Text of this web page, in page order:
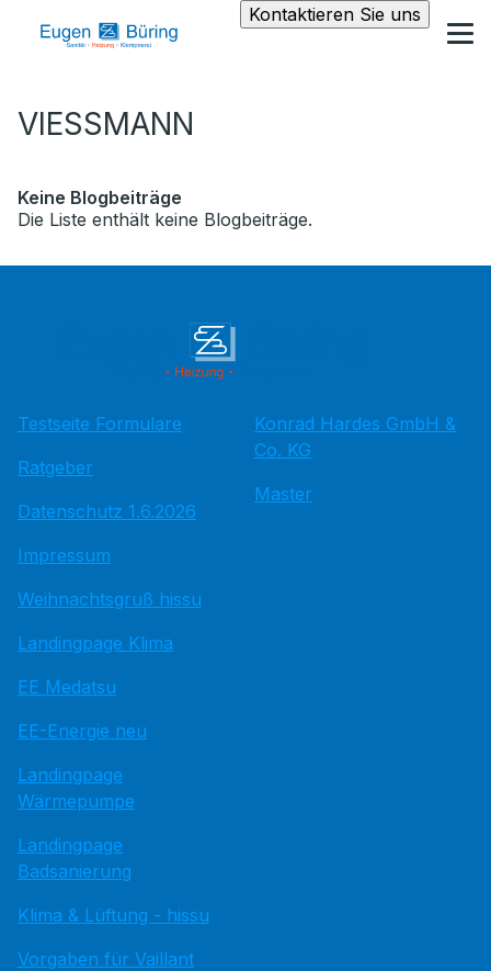
Kontaktieren Sie uns
VIESSMANN
Keine Blogbeiträge
Die Liste enthält keine Blogbeiträge.
Testseite Formulare
Ratgeber
Datenschutz 1.6.2026
Impressum
Weihnachtsgruß hissu
Landingpage Klima
EE Medatsu
EE-Energie neu
Landingpage
Wärmepumpe
Landingpage
Badsanierung
Klima & Lüftung - hissu
Vorgaben für Vaillant
Konrad Hardes GmbH &
Co. KG
Master